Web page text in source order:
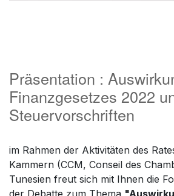
Präsentation :
Finanzgesetzes 2022
Steuervorschriften
im Rahmen der Aktivitäten des
Kammern (CCM, Conseil des
Tunesien freut sich mit Ihnen die
der Debatte zum Thema